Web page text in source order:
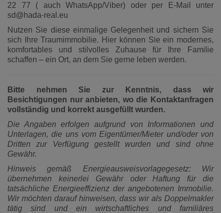
22 77 ( auch WhatsApp/Viber) oder per E-Mail unter
sd@hada-real.eu
Nutzen Sie diese einmalige Gelegenheit und sichern Sie
sich Ihre Traumimmobilie. Hier können Sie ein modernes,
komfortables und stilvolles Zuhause für Ihre Familie
schaffen – ein Ort, an dem Sie gerne leben werden.
Bitte nehmen Sie zur Kenntnis, dass wir
Besichtigungen nur anbieten, wo die Kontaktanfragen
vollständig und korrekt ausgefüllt wurden.
Die Angaben erfolgen aufgrund von Informationen und
Unterlagen, die uns vom Eigentümer/Mieter und/oder von
Dritten zur Verfügung gestellt wurden und sind ohne
Gewähr.
Hinweis gemäß Energieausweisvorlagegesetz: Wir
übernehmen keinerlei Gewähr oder Haftung für die
tatsächliche Energieeffizienz der angebotenen Immobilie.
Wir möchten darauf hinweisen, dass wir als Doppelmakler
tätig sind und ein wirtschaftliches und familiäres